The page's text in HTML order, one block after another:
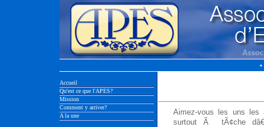
Accueil
Qu'est ce que l'APES?
Mission
Comment y arriver?
A la une
Aimez-vous les uns les
surtout Ã tÃ¢che